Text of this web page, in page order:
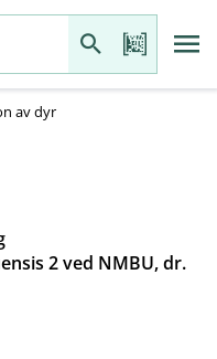
av dyr
2 ved NMBU, dr.